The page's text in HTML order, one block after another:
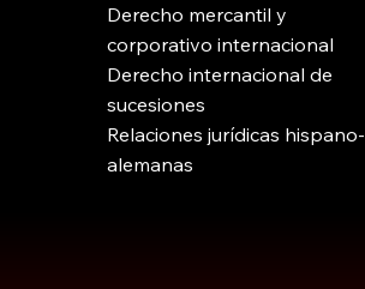
Derecho mercantil y
corporativo internacional
Derecho internacional de
sucesiones
Relaciones jurídicas hispano-
alemanas